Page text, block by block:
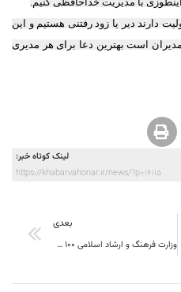
دارند دیر یا زود رفتنی هستیم و این
است بهترین دعا برای هر مدیری
لینک کوتاه خبر:
https://khabarvahonar.ir/news/?p=16115
بعدی
وزارت فرهنگ و ارشاد اسلامی 100 وظیفه مهم در حوزه فرهنگ و هنر دارد